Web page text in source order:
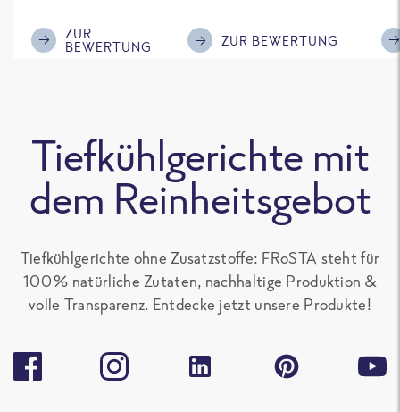
ZUR
BEWERTUNG
Kompliment
ZUR BEWERTUNG
Tiefkühlgerichte mit
dem Reinheitsgebot
Tiefkühlgerichte ohne Zusatzstoffe: FRoSTA steht für
100 % natürliche Zutaten, nachhaltige Produktion &
volle Transparenz. Entdecke jetzt unsere Produkte!